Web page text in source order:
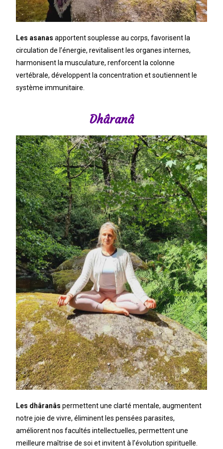
Les asanas apportent souplesse au corps, favorisent la
circulation de l’énergie, revitalisent les organes internes,
harmonisent la musculature, renforcent la colonne
vertébrale, développent la concentration et soutiennent le
système immunitaire.
Dhâranâ
Les dhâranâs permettent une clarté mentale, augmentent
notre joie de vivre, éliminent les pensées parasites,
améliorent nos facultés intellectuelles, permettent une
meilleure maîtrise de soi et invitent à l’évolution spirituelle.